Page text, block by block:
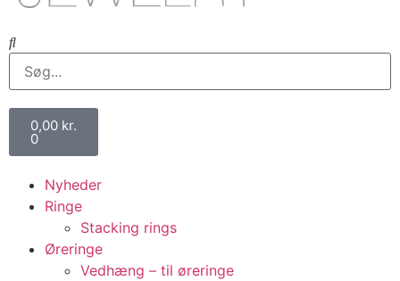
0,00 kr.
0
Nyheder
Ringe
Stacking rings
Øreringe
Vedhæng – til øreringe